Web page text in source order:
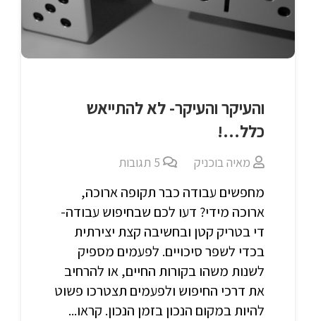
והעיקר והעיקר- לא להתייאש
כלל…!
מאיה בוכניק 5 תגובות
מחפשים עבודה כבר תקופה ארוכה,
ארוכה מידי? דעו לכם שבחיפוש עבודה-
די בטריק קטן ובחשיבה קצת יצירתית
בכדי לשפר סיכויים. לפעמים מספיק
לשנות משהו בקורות החיים, או להרחיב
את דרכי החיפוש ולפעמים תצטרכו פשוט
להיות במקום הנכון בזמן הנכון. קראו...